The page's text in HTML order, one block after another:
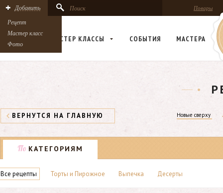
Повары
Добавить
Рецепт
Мастер класс
Фото
Поиск
РЕЦЕПТЫ МАСТЕР КЛАСCЫ СОБЫТИЯ МАСТЕРА
Новые сверху
ВЕРНУТСЯ НА ГЛАВНУЮ
По КАТЕГОРИЯМ
Все рецепты Торты и Пирожное Выпечка Десерты